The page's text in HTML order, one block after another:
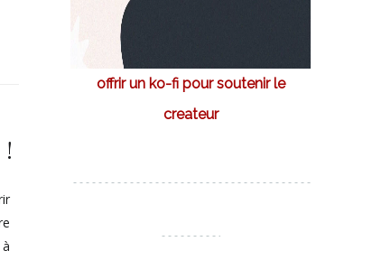
offrir un ko-fi pour soutenir le
createur